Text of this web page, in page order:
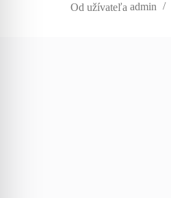
Od užívateľa admin